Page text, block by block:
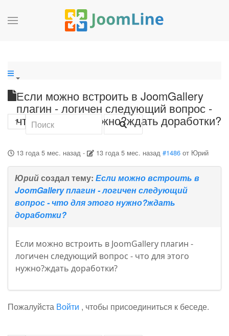
Если можно встроить в JoomGallery
плагин - логичен следующий вопрос -
что для этого нужно?ждать доработки?
1
13 года 5 мес. назад- 13 года 5 мес. назад #1486 от Юрий
Юрийсоздал тему: Если можно встроить в
JoomGallery плагин - логичен следующий
вопрос - что для этого нужно?ждать
доработки?
Если можно встроить в JoomGallery плагин -
логичен следующий вопрос - что для этого
нужно?ждать доработки?
Пожалуйста Войти , чтобы присоединиться к беседе.